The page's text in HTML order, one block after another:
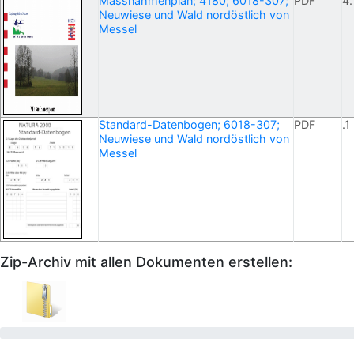
Neuwiese und Wald nordöstlich von
Messel
Standard-Datenbogen; 6018-307;
Neuwiese und Wald nordöstlich von
Messel
PDF .1
Zip-Archiv mit allen Dokumenten erstellen: